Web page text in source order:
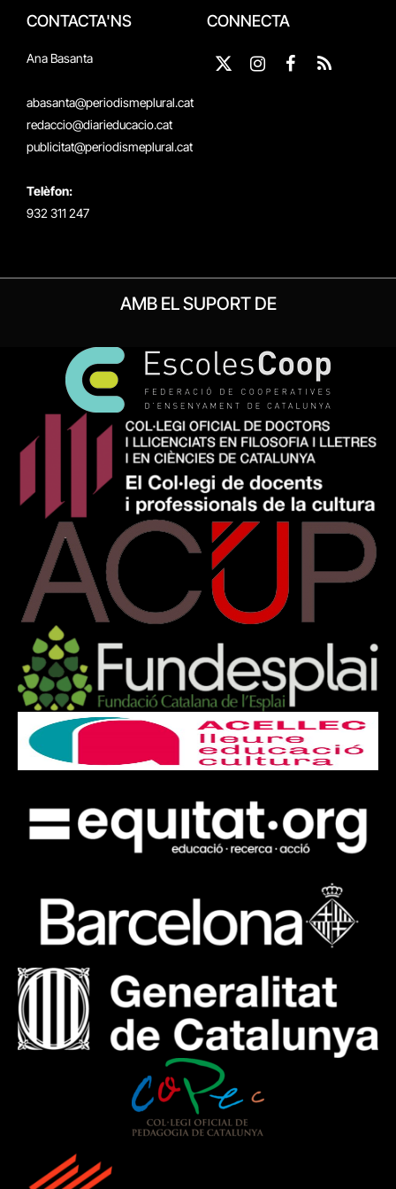
CONTACTA'NS
Ana Basanta
abasanta@periodismeplural.cat
redaccio@diarieducacio.cat
publicitat@periodismeplural.cat
Telèfon:
932 311 247
CONNECTA
X
Instagram
Facebook
RSS
AMB EL SUPORT DE